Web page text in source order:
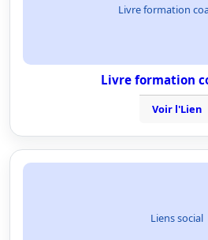
Livre formation
Livre formation
Voir l'Lien
Liens social